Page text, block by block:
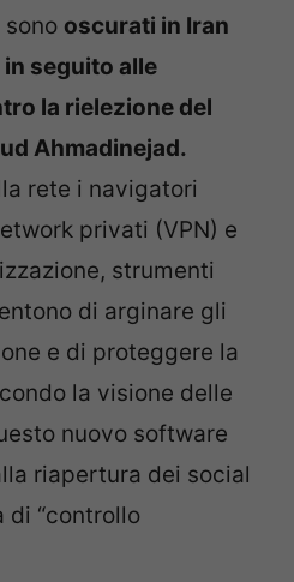
oscurati in Iran
seguito alle
la rielezione del
Ahmadinejad.
rete i navigatori
privati (VPN) e
strumenti
di arginare gli
e di proteggere la
la visione delle
nuovo software
riapertura dei social
di “controllo